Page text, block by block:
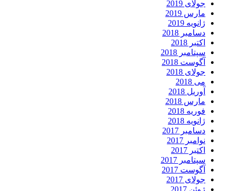
جولای 2019
مارس 2019
ژانویه 2019
دسامبر 2018
اکتبر 2018
سپتامبر 2018
آگوست 2018
جولای 2018
می 2018
آوریل 2018
مارس 2018
فوریه 2018
ژانویه 2018
دسامبر 2017
نوامبر 2017
اکتبر 2017
سپتامبر 2017
آگوست 2017
جولای 2017